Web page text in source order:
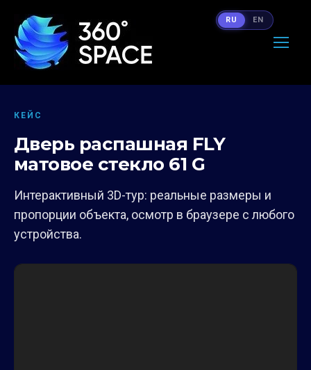
КЕЙС
Дверь распашная FLY
матовое стекло 61 G
Интерактивный 3D-тур: реальные размеры и
пропорции объекта, осмотр в браузере с любого
устройства.
RU EN